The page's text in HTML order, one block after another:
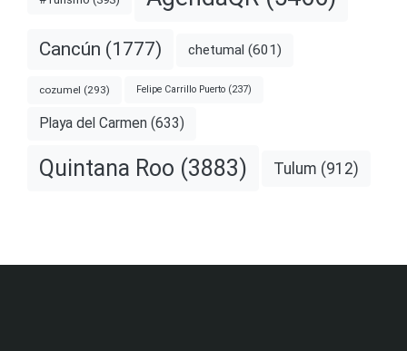
Cancún (1777) chetumal (601)
cozumel (293) Felipe Carrillo Puerto (237)
Playa del Carmen (633)
Quintana Roo (3883) Tulum (912)